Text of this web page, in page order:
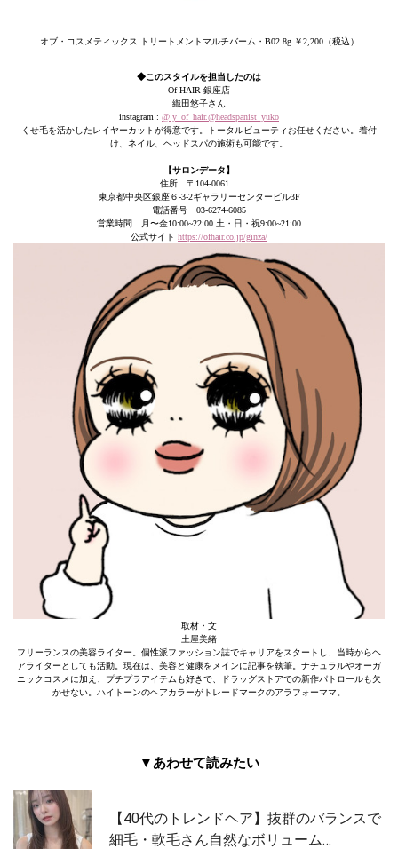
オブ・コスメティックス トリートメントマルチバーム・B02 8g ￥2,200（税込）
◆このスタイルを担当したのは
Of HAIR 銀座店
織田悠子さん
instagram : @ y_of_hair.@headspanist_yuko
くせ毛を活かしたレイヤーカットが得意です。トータルビューティお任せください。着付
け、ネイル、ヘッドスパの施術も可能です。
【サロンデータ】
住所 〒104-0061
東京都中央区銀座６-3-2ギャラリーセンタービル3F
電話番号 03-6274-6085
営業時間 月〜金10:00~22:00 土・日・祝9:00~21:00
公式サイト https://ofhair.co.jp/ginza/
取材・文
土屋美緒
フリーランスの美容ライター。個性派ファッション誌でキャリアをスタートし、当時からヘ
アライターとしても活動。現在は、美容と健康をメインに記事を執筆。ナチュラルやオーガ
ニックコスメに加え、プチプラアイテムも好きで、ドラッグストアでの新作パトロールも欠
かせない。ハイトーンのヘアカラーがトレードマークのアラフォーママ。
▼あわせて読みたい
【40代のトレンドヘア】抜群のバランスで
細毛・軟毛さん自然なボリューム…